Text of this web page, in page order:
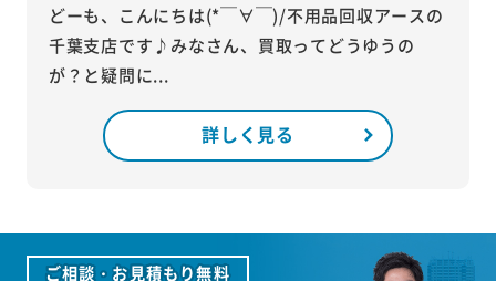
どーも、こんにちは(*￣∀￣)/不用品回収アースの
千葉支店です♪みなさん、買取ってどうゆうの
が？と疑問に...
詳しく見る
ご相談・お見積もり無料